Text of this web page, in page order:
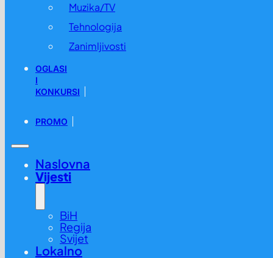
Muzika/TV
Tehnologija
Zanimljivosti
OGLASI
I
KONKURSI
PROMO
Naslovna
Vijesti
BiH
Regija
Svijet
Lokalno